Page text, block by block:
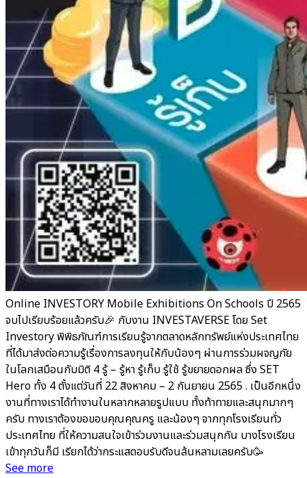
Online INVESTORY Mobile Exhibitions On Schools ปี 2565
จบไปเรียบร้อยแล้วครับ🎉 กับงาน INVESTAVERSE โดย Set
Investory พิพิธภัณฑ์การเรียนรู้จากตลาดหลักทรัพย์แห่งประเทศไทย
ที่ได้มาส่งต่อความรู้เรื่องการลงทุนให้กับน้องๆ ผ่านการร่วมผจญภัย
ในโลกเสมือนกับมิติ 4 รู้ – รู้หา รู้เก็บ รู้ใช้ รู้ขยายดอกผล ซึ่ง SET
Hero ทั้ง 4 ตั้งแต่วันที่ 22 สิงหาคม – 2 กันยายน 2565 . เป็นอีกหนึ่ง
งานที่ทางเราได้ทำงานในหลากหลายรูปแบบ ทั้งท้าทายและสนุกมากๆ
ครับ ทางเราต้องขอขอบคุณคุณครู และน้องๆ จากทุกโรงเรียนทั่ว
ประเทศไทย ที่ให้ความสนใจเข้าร่วมงานและร่วมสนุกกัน บางโรงเรียน
เข้าทุกวันก็มี เรียกได้ว่ากระแสตอบรับดีจนล้นหลามเลยครับ🥳
See more